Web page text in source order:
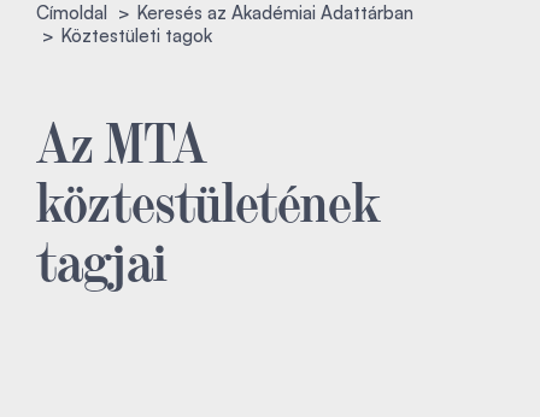
Címoldal
Keresés az Akadémiai Adattárban
Köztestületi tagok
Az MTA
köztestületének
tagjai